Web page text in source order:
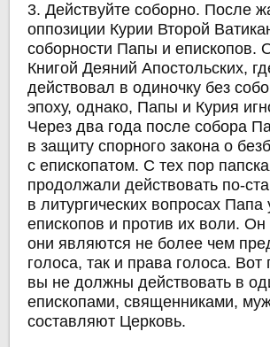
3. Действуйте соборно. После
оппозиции Курии Второй
соборности Папы и епископов.
Книгой Деяний Апостольских,
действовал в одиночку без
эпоху, однако, Папы и Курия
Через два года после собора
в защиту спорного закона о
с епископатом. С тех пор
продолжали действовать по-
в литургических вопросах
епископов и против их воли.
они являются не более чем
голоса, так и права голоса.
вы не должны действовать в
епископами, священниками,
составляют Церковь.